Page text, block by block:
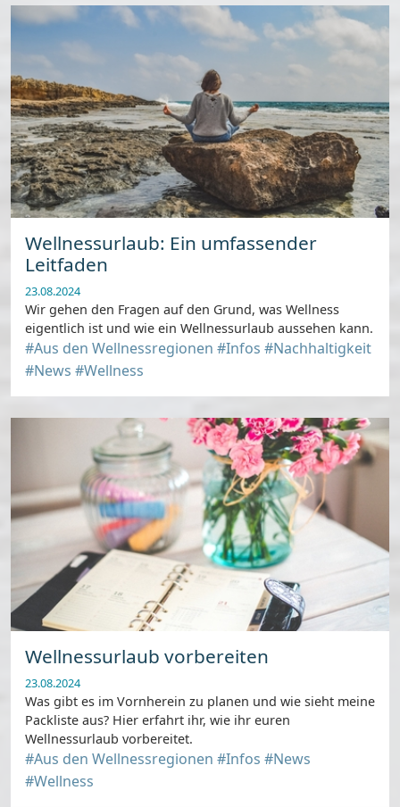
Wellnessurlaub: Ein umfassender
Leitfaden
23.08.2024
Wir gehen den Fragen auf den Grund, was Wellness
eigentlich ist und wie ein Wellnessurlaub aussehen kann.
#Aus den Wellnessregionen #Infos #Nachhaltigkeit
#News #Wellness
Wellnessurlaub vorbereiten
23.08.2024
Was gibt es im Vornherein zu planen und wie sieht meine
Packliste aus? Hier erfahrt ihr, wie ihr euren
Wellnessurlaub vorbereitet.
#Aus den Wellnessregionen #Infos #News
#Wellness